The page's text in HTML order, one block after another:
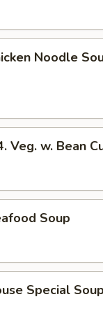
Noodle
Veg. w. Bean
Soup
Special Soup